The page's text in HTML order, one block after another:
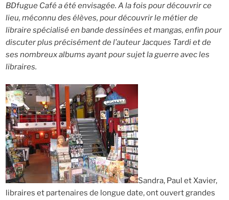
BDfugue Café a été envisagée. A la fois pour découvrir ce
lieu, méconnu des élèves, pour découvrir le métier de
libraire spécialisé en bande dessinées et mangas, enfin pour
discuter plus précisément de l’auteur Jacques Tardi et de
ses nombreux albums ayant pour sujet la guerre avec les
libraires.
Sandra, Paul et Xavier,
libraires et partenaires de longue date, ont ouvert grandes